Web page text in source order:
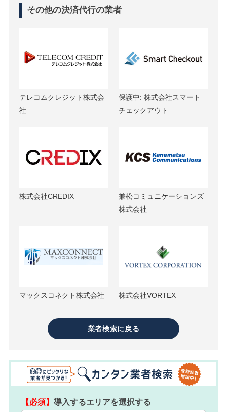
その他の決済代行の業者
テレコムクレジット株式会
社
保護中: 株式会社スマート
チェックアウト
株式会社CREDIX
兼松コミュニケーションズ
株式会社
マックスコネクト株式会社 株式会社VORTEX
業者検索に戻る
【必須】導入するエリアを選択する